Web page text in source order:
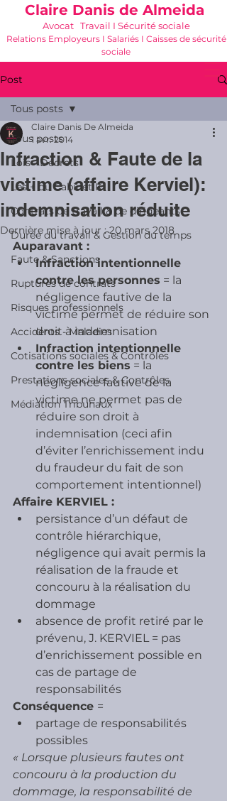
Claire Danis de Almeida
Avocat Travail I Sécurité sociale
Relations Employeurs I Salariés I Caisses de sécurité
sociale
Post
Tous posts
Lois - Décrets
Les + du Cabinet K
Contrats de travail & de dirigeants
Durée du travail & Gestion du temps
Faute & Sanctions
Ruptures de contrats
Risques professionnels
Accidents - Maladies
Cotisations sociales & Contrôles
Prestations sociales & Contrôles
Médiation Tribunaux
Tous posts
Infraction & Faute de la
victime (affaire Kerviel):
indemnisation réduite
Claire Danis De Almeida
1 avr. 2014
Dernière mise à jour :20 mars 2018
Auparavant :
Infraction intentionnelle
contre les personnes = la
négligence fautive de la
victime permet de réduire son
droit à indemnisation
Infraction intentionnelle
contre les biens = la
négligence fautive de la
victime ne permet pas de
réduire son droit à
indemnisation (ceci afin
d’éviter l’enrichissement indu
du fraudeur du fait de son
comportement intentionnel)
Affaire KERVIEL :
persistance d’un défaut de
contrôle hiérarchique,
négligence qui avait permis la
réalisation de la fraude et
concouru à la réalisation du
dommage
absence de profit retiré par le
prévenu, J. KERVIEL = pas
d’enrichissement possible en
cas de partage de
responsabilités
Conséquence =
partage de responsabilités
possibles
« Lorsque plusieurs fautes ont
concouru à la production du
dommage, la responsabilité de